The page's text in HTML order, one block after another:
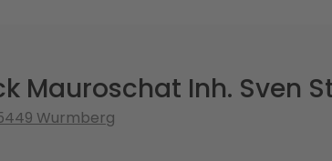
Mauroschat Inh. Sven
Wurmberg